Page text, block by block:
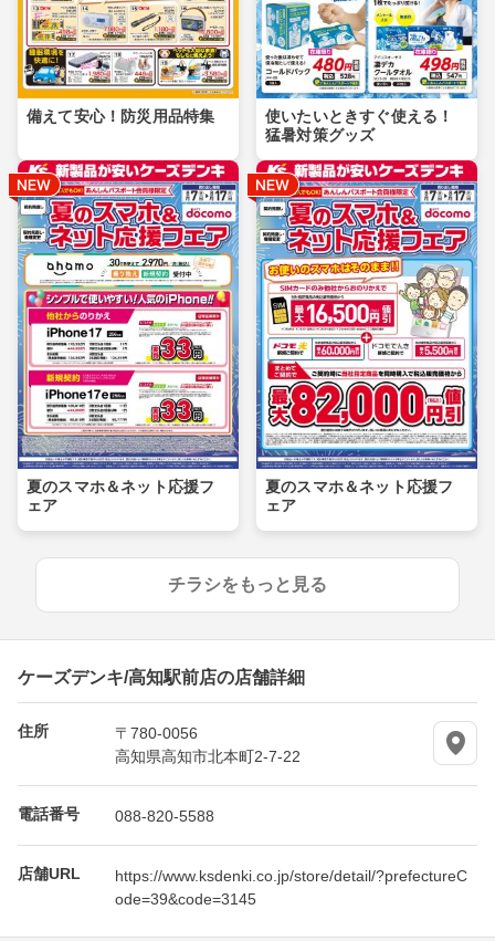
備えて安心！防災用品特集
使いたいときすぐ使える！
猛暑対策グッズ
夏のスマホ＆ネット応援フ
ェア
夏のスマホ＆ネット応援フ
ェア
チラシをもっと見る
ケーズデンキ/高知駅前店の店舗詳細
住所
〒780-0056
高知県高知市北本町2-7-22
電話番号 088-820-5588
店舗URL
https://www.ksdenki.co.jp/store/detail/?prefectureC
ode=39&code=3145